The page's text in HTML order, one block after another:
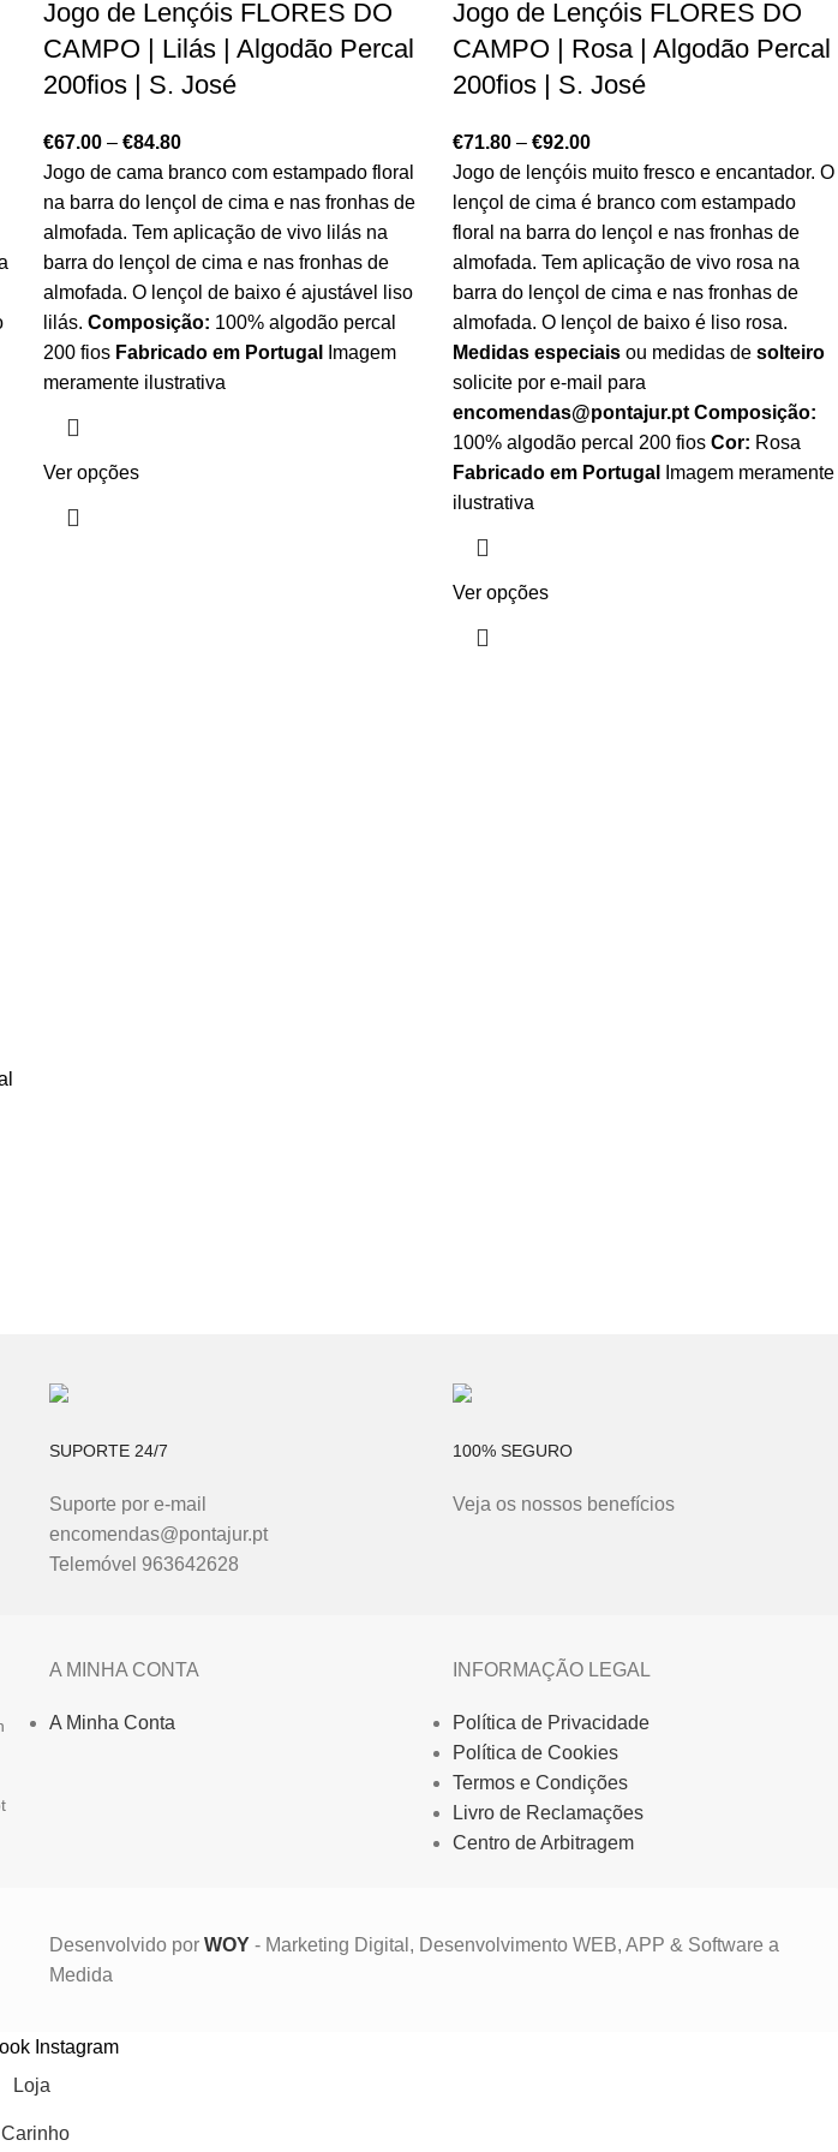
Jogo de Lençóis FLORES DO
CAMPO | Lilás | Algodão Percal
200fios | S. José
€67.00 – €84.80
Jogo de cama branco com estampado floral
na barra do lençol de cima e nas fronhas de
almofada. Tem aplicação de vivo lilás na
barra do lençol de cima e nas fronhas de
almofada. O lençol de baixo é ajustável liso
lilás. Composição: 100% algodão percal
200 fios Fabricado em Portugal
Imagem
meramente ilustrativa
Ver opções
Jogo de Lençóis FLORES DO
CAMPO | Rosa | Algodão Percal
200fios | S. José
€71.80 – €92.00
Jogo de lençóis muito fresco e encantador. O
lençol de cima é branco com estampado
floral na barra do lençol e nas fronhas de
almofada. Tem aplicação de vivo rosa na
barra do lençol de cima e nas fronhas de
almofada. O lençol de baixo é liso rosa.
Medidas especiais ou medidas de solteiro
solicite por e-mail para
encomendas@pontajur.pt Composição:
100% algodão percal 200 fios Cor: Rosa
Fabricado em Portugal
Imagem meramente
ilustrativa
Ver opções
SUPORTE 24/7
Suporte por e-mail
encomendas@pontajur.pt
Telemóvel 963642628
100% SEGURO
Veja os nossos benefícios
A MINHA CONTA
A Minha Conta
INFORMAÇÃO LEGAL
Política de Privacidade
Política de Cookies
Termos e Condições
Livro de Reclamações
Centro de Arbitragem
Desenvolvido por WOY- Marketing Digital, Desenvolvimento WEB, APP & Software a
Medida
Instagram
Loja
Carinho